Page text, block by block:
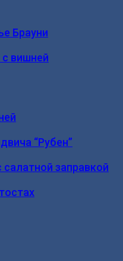
Брауни
вишней
“Рубен”
заправкой